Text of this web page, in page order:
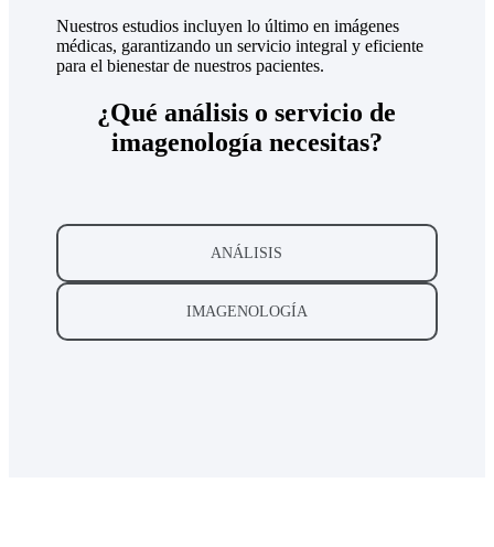
Nuestros estudios incluyen lo último en imágenes
médicas, garantizando un servicio integral y eficiente
para el bienestar de nuestros pacientes.
¿Qué análisis o servicio de
imagenología necesitas?
ANÁLISIS
IMAGENOLOGÍA